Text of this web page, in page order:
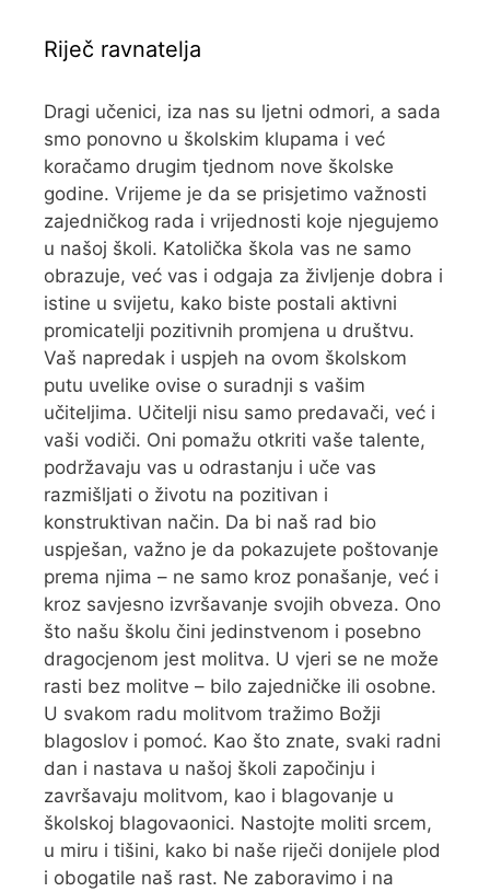
Riječ ravnatelja
Dragi učenici, iza nas su ljetni odmori, a sada
smo ponovno u školskim klupama i već
koračamo drugim tjednom nove školske
godine. Vrijeme je da se prisjetimo važnosti
zajedničkog rada i vrijednosti koje njegujemo
u našoj školi. Katolička škola vas ne samo
obrazuje, već vas i odgaja za življenje dobra i
istine u svijetu, kako biste postali aktivni
promicatelji pozitivnih promjena u društvu.
Vaš napredak i uspjeh na ovom školskom
putu uvelike ovise o suradnji s vašim
učiteljima. Učitelji nisu samo predavači, već i
vaši vodiči. Oni pomažu otkriti vaše talente,
podržavaju vas u odrastanju i uče vas
razmišljati o životu na pozitivan i
konstruktivan način. Da bi naš rad bio
uspješan, važno je da pokazujete poštovanje
prema njima – ne samo kroz ponašanje, već i
kroz savjesno izvršavanje svojih obveza. Ono
što našu školu čini jedinstvenom i posebno
dragocjenom jest molitva. U vjeri se ne može
rasti bez molitve – bilo zajedničke ili osobne.
U svakom radu molitvom tražimo Božji
blagoslov i pomoć. Kao što znate, svaki radni
dan i nastava u našoj školi započinju i
završavaju molitvom, kao i blagovanje u
školskoj blagovaonici. Nastojte moliti srcem,
u miru i tišini, kako bi naše riječi donijele plod
i obogatile naš rast. Ne zaboravimo i na